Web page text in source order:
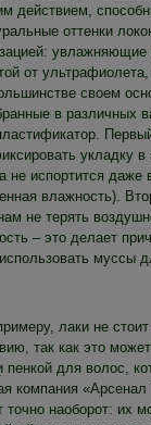
действием,
оттенки
от
своем
в различных
укладку
не испортится даже
влажность).
не терять
– это делает
муссы
лаки не стоит
так как это
для волос,
компания «Арсенал
наоборот: их